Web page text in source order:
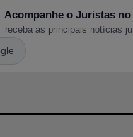
Acompanhe o Juristas
receba as principais notícias